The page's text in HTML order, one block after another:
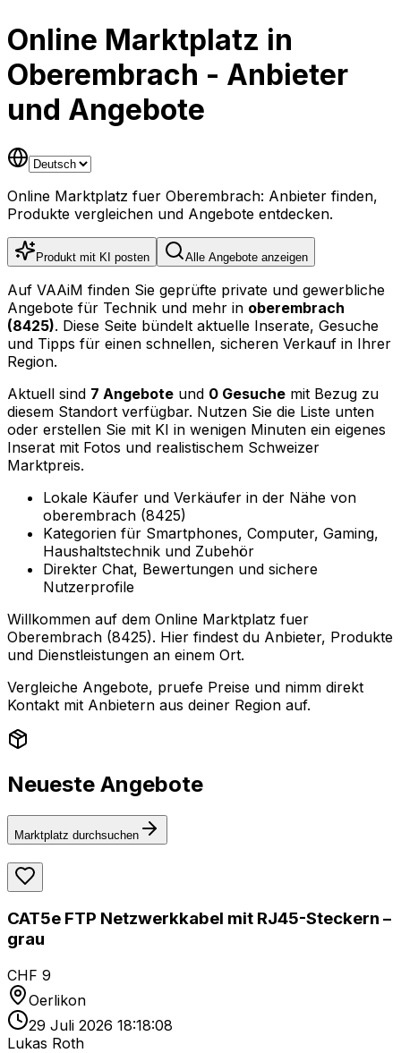
Online Marktplatz in
Oberembrach - Anbieter
und Angebote
Online Marktplatz fuer Oberembrach: Anbieter finden,
Produkte vergleichen und Angebote entdecken.
Produkt mit KI posten Alle Angebote anzeigen
Auf VAAiM finden Sie geprüfte private und gewerbliche
Angebote für Technik und mehr in oberembrach
(8425). Diese Seite bündelt aktuelle Inserate, Gesuche
und Tipps für einen schnellen, sicheren Verkauf in Ihrer
Region.
Aktuell sind 7 Angebote und 0 Gesuche mit Bezug zu
diesem Standort verfügbar. Nutzen Sie die Liste unten
oder erstellen Sie mit KI in wenigen Minuten ein eigenes
Inserat mit Fotos und realistischem Schweizer
Marktpreis.
Lokale Käufer und Verkäufer in der Nähe von
oberembrach (8425)
Kategorien für Smartphones, Computer, Gaming,
Haushaltstechnik und Zubehör
Direkter Chat, Bewertungen und sichere
Nutzerprofile
Willkommen auf dem Online Marktplatz fuer
Oberembrach (8425). Hier findest du Anbieter, Produkte
und Dienstleistungen an einem Ort.
Vergleiche Angebote, pruefe Preise und nimm direkt
Kontakt mit Anbietern aus deiner Region auf.
Neueste Angebote
Marktplatz durchsuchen
CAT5e FTP Netzwerkkabel mit RJ45-Steckern –
grau
CHF 9
Oerlikon
29 Juli 2026 18:18:08
Lukas Roth